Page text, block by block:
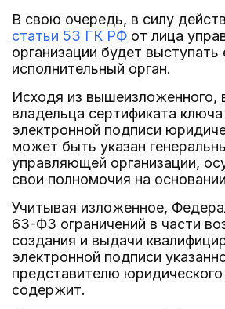
В свою очередь, в силу
статьи 53 ГК РФ от лица
организации будет выступать
исполнительный орган.
Исходя из вышеизложенного,
владельца сертификата
электронной подписи
может быть указан
управляющей организации,
свои полномочия на
Учитывая изложенное,
63-ФЗ ограничений в части
создания и выдачи
электронной подписи
представителю
содержит.